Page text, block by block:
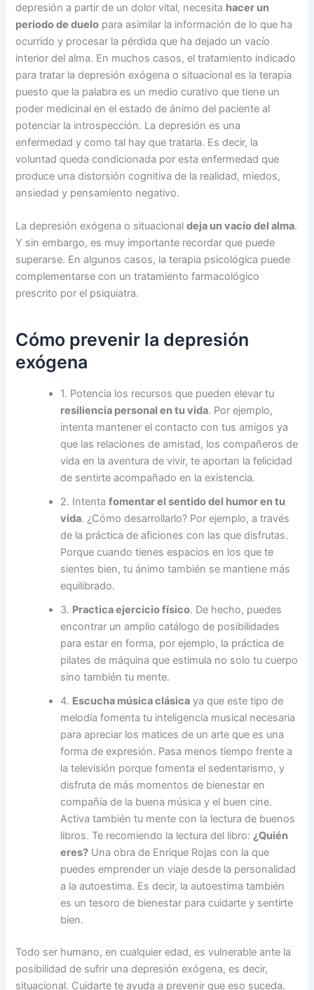
depresión a partir de un dolor vital, necesita hacer un
periodo de duelo para asimilar la información de lo que ha
ocurrido y procesar la pérdida que ha dejado un vacío
interior del alma. En muchos casos, el tratamiento indicado
para tratar la depresión exógena o situacional es la terapia
puesto que la palabra es un medio curativo que tiene un
poder medicinal en el estado de ánimo del paciente al
potenciar la introspección. La depresión es una
enfermedad y como tal hay que tratarla. Es decir, la
voluntad queda condicionada por esta enfermedad que
produce una distorsión cognitiva de la realidad, miedos,
ansiedad y pensamiento negativo.
La depresión exógena o situacionaldeja un vacío del alma.
Y sin embargo, es muy importante recordar que puede
superarse. En algunos casos, la terapia psicológica puede
complementarse con un tratamiento farmacológico
prescrito por el psiquiatra.
Cómo prevenir la depresión
exógena
1. Potencia los recursos que pueden elevar tu
resiliencia personal en tu vida. Por ejemplo,
intenta mantener el contacto con tus amigos ya
que las relaciones de amistad, los compañeros de
vida en la aventura de vivir, te aportan la felicidad
de sentirte acompañado en la existencia.
2. Intentafomentar el sentido del humor en tu
vida. ¿Cómo desarrollarlo? Por ejemplo, a través
de la práctica de aficiones con las que disfrutas.
Porque cuando tienes espacios en los que te
sientes bien, tu ánimo también se mantiene más
equilibrado.
3. Practica ejercicio físico. De hecho, puedes
encontrar un amplio catálogo de posibilidades
para estar en forma, por ejemplo, la práctica de
pilates de máquina que estimula no solo tu cuerpo
sino también tu mente.
4. Escucha música clásica ya que este tipo de
melodía fomenta tu inteligencia musical necesaria
para apreciar los matices de un arte que es una
forma de expresión. Pasa menos tiempo frente a
la televisión porque fomenta el sedentarismo, y
disfruta de más momentos de bienestar en
compañía de la buena música y el buen cine.
Activa también tu mente con la lectura de buenos
libros. Te recomiendo la lectura del libro: ¿Quién
eres? Una obra de Enrique Rojas con la que
puedes emprender un viaje desde la personalidad
a la autoestima. Es decir, la autoestima también
es un tesoro de bienestar para cuidarte y sentirte
bien.
Todo ser humano, en cualquier edad, es vulnerable ante la
posibilidad de sufrir una depresión exógena, es decir,
situacional. Cuidarte te ayuda a prevenir que eso suceda.